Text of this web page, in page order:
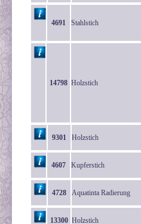
4691 Stahlstich
14798 Holzstich
9301 Holzstich
4607 Kupferstich
4728 Aquatinta Radierung
13300 Holzstich